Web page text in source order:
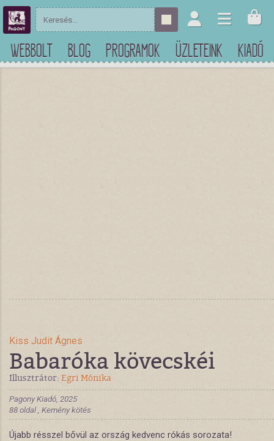
WEBBOLT BLOG PROGRAMOK ÜZLETEINK KIADÓ
Kiss Judit Ágnes
Babaróka kövecskéi
Illusztrátor: Egri Mónika
Pagony Kiadó, 2025
88 oldal , Kemény kötés
Újabb résszel bővül az ország kedvenc rókás sorozata!